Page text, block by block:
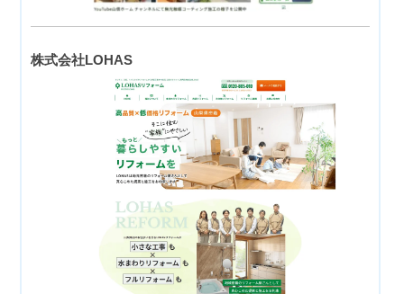
株式会社LOHAS